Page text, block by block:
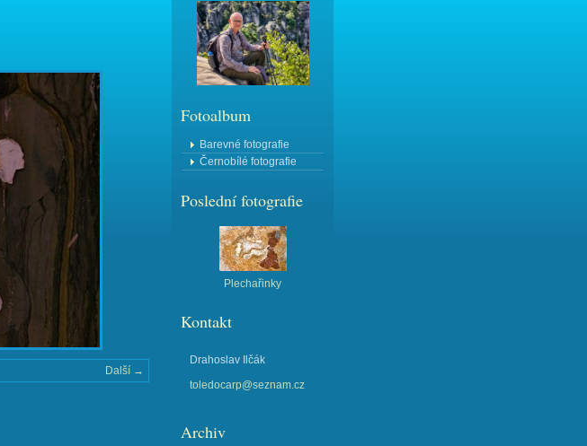
Další →
Fotoalbum
Barevné fotografie
Černobílé fotografie
Poslední fotografie
Plechařinky
Kontakt
Drahoslav Ilčák
toledocarp@seznam.cz
Archiv